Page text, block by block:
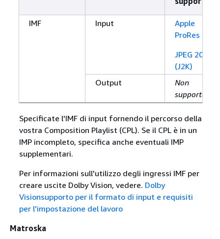
IMF Input
Apple
ProRes
JPEG 2000
(J2K)
Output
Non
supportato
Specificate l'IMF di input fornendo il percorso della
vostra Composition Playlist (CPL). Se il CPL è in un
IMP incompleto, specifica anche eventuali IMP
supplementari.
Per informazioni sull'utilizzo degli ingressi IMF per
creare uscite Dolby Vision, vedere. Dolby
Visionsupporto per il formato di input e requisiti
per l'impostazione del lavoro
Matroska